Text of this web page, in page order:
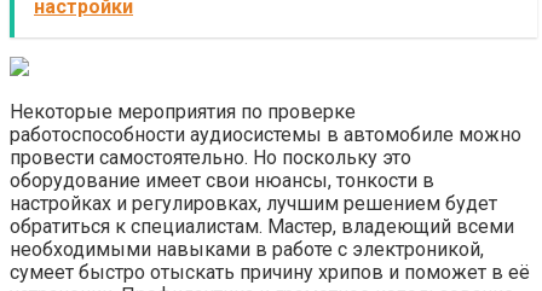
настройки
Некоторые мероприятия по проверке
работоспособности аудиосистемы в автомобиле можно
провести самостоятельно. Но поскольку это
оборудование имеет свои нюансы, тонкости в
настройках и регулировках, лучшим решением будет
обратиться к специалистам. Мастер, владеющий всеми
необходимыми навыками в работе с электроникой,
сумеет быстро отыскать причину хрипов и поможет в её